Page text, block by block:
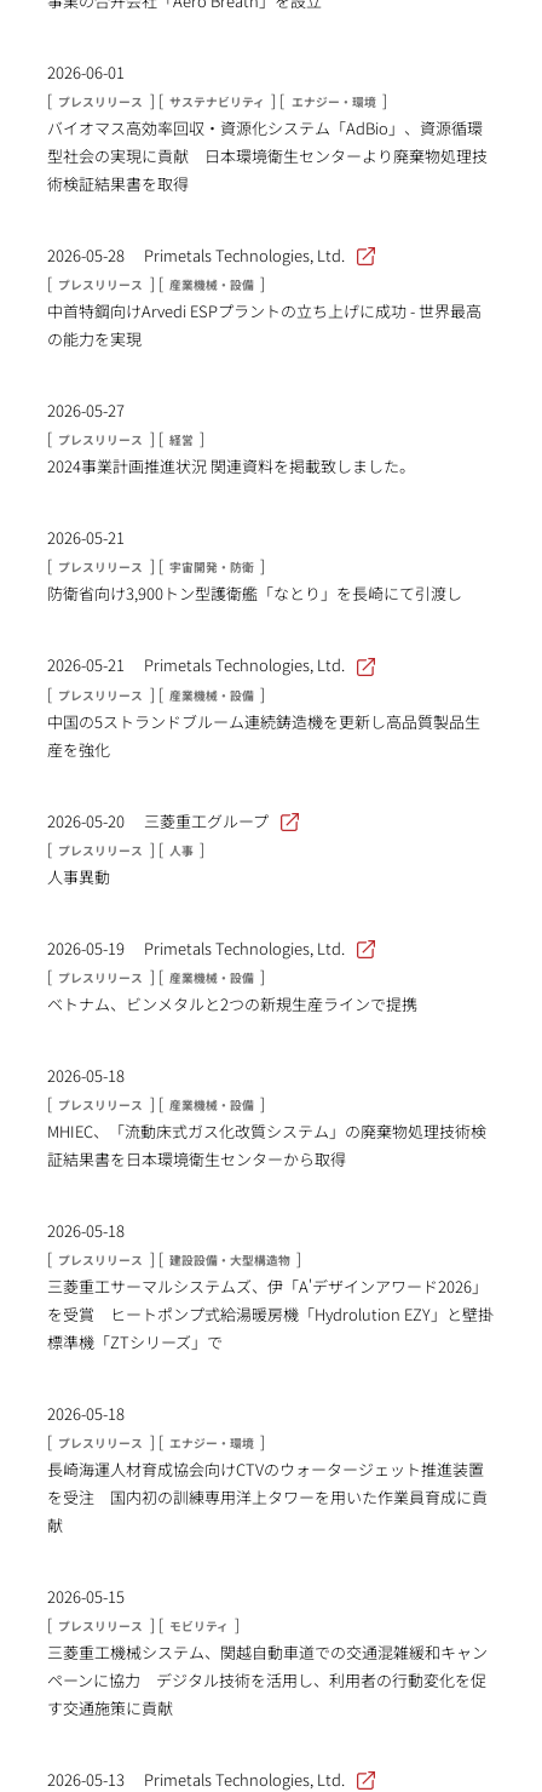
2026-06-01
[ プレスリリース ] [ サステナビリティ ] [ エナジー・環境 ]
バイオマス高効率回収・資源化システム「AdBio」、資源循環
型社会の実現に貢献 日本環境衛生センターより廃棄物処理技
術検証結果書を取得
2026-05-28
Primetals Technologies, Ltd.
[ プレスリリース ] [ 産業機械・設備 ]
中首特鋼向けArvedi ESPプラントの立ち上げに成功 - 世界最高
の能力を実現
2026-05-27
[ プレスリリース ] [ 経営 ]
2024事業計画推進状況 関連資料を掲載致しました。
2026-05-21
[ プレスリリース ] [ 宇宙開発・防衛 ]
防衛省向け3,900トン型護衛艦「なとり」を長崎にて引渡し
2026-05-21
Primetals Technologies, Ltd.
[ プレスリリース ] [ 産業機械・設備 ]
中国の5ストランドブルーム連続鋳造機を更新し高品質製品生
産を強化
2026-05-20
三菱重工グループ
[ プレスリリース ] [ 人事 ]
人事異動
2026-05-19
Primetals Technologies, Ltd.
[ プレスリリース ] [ 産業機械・設備 ]
ベトナム、ビンメタルと2つの新規生産ラインで提携
2026-05-18
[ プレスリリース ] [ 産業機械・設備 ]
MHIEC、「流動床式ガス化改質システム」の廃棄物処理技術検
証結果書を日本環境衛生センターから取得
2026-05-18
[ プレスリリース ] [ 建設設備・大型構造物 ]
三菱重工サーマルシステムズ、伊「A'デザインアワード2026」
を受賞 ヒートポンプ式給湯暖房機「Hydrolution EZY」と壁掛
標準機「ZTシリーズ」で
2026-05-18
[ プレスリリース ] [ エナジー・環境 ]
長崎海運人材育成協会向けCTVのウォータージェット推進装置
を受注 国内初の訓練専用洋上タワーを用いた作業員育成に貢
献
2026-05-15
[ プレスリリース ] [ モビリティ ]
三菱重工機械システム、関越自動車道での交通混雑緩和キャン
ペーンに協力 デジタル技術を活用し、利用者の行動変化を促
す交通施策に貢献
2026-05-13
Primetals Technologies, Ltd.